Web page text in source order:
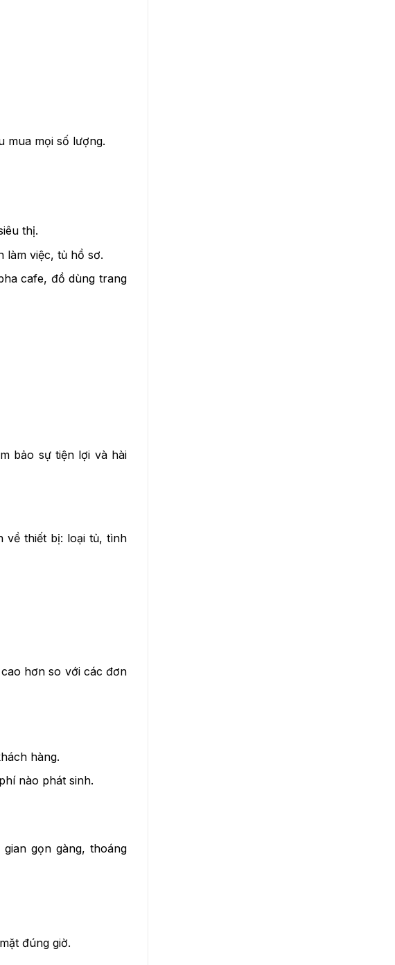
mua mọi số lượng.
thị.
làm việc, tủ hồ sơ.
cafe, đồ dùng trang
bảo sự tiện lợi và hài
về thiết bị: loại tủ, tình
hơn so với các đơn
hàng.
nào phát sinh.
gọn gàng, thoáng
đúng giờ.